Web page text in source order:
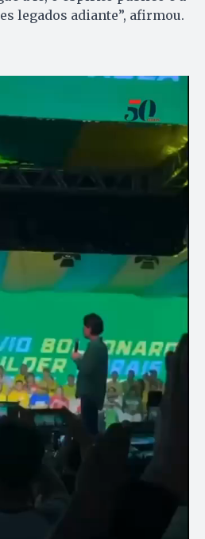
legados adiante”, afirmou.